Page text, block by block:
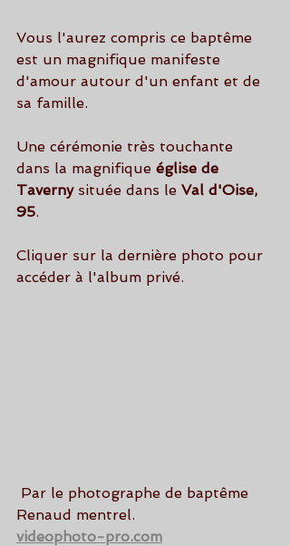
Vous l'aurez compris ce baptême
est un magnifique manifeste
d'amour autour d'un enfant et de
sa famille.
Une cérémonie très touchante
dans la magnifique église de
Taverny située dans le Val d'Oise,
95.
Cliquer sur la dernière photo pour
accéder à l'album privé.
Renaud mentrel.
videophoto-pro.com